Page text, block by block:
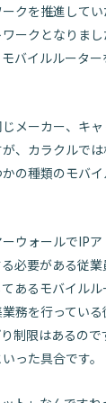
クを推進して
ークとなりま
バイルルータ
メーカー、キ
、カラクルで
の種類のモバ
ウォールでIP
必要がある従
あるモバイル
務を行ってい
制限はあるの
った具合です。